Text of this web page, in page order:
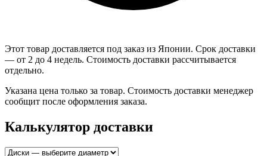
Этот товар доставляется под заказ из Японии. Срок доставки
— от 2 до 4 недель. Стоимость доставки рассчитывается
отдельно.
Указана цена только за товар. Стоимость доставки менеджер
сообщит после оформления заказа.
Калькулятор доставки